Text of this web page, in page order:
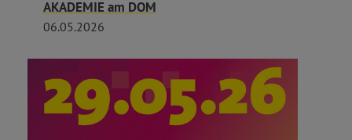
AKADEMIE am DOM
06.05.2026